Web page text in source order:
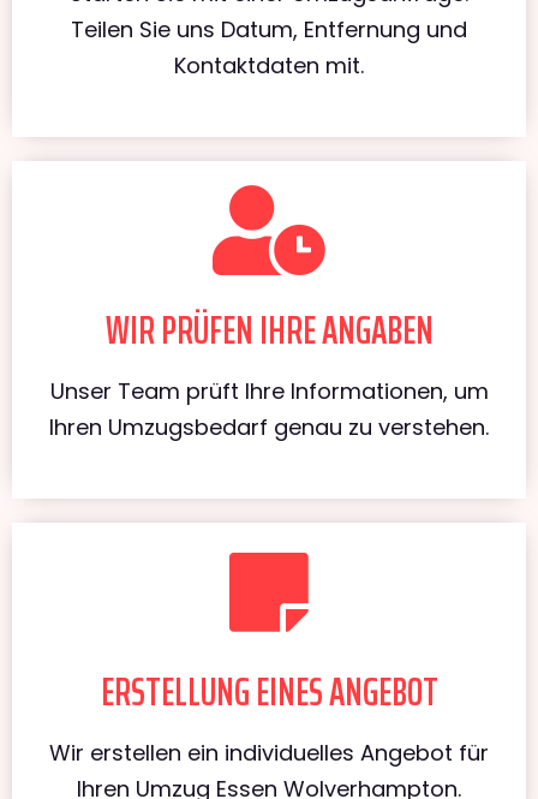
Teilen Sie uns Datum, Entfernung und
Kontaktdaten mit.
WIR PRÜFEN IHRE ANGABEN
Unser Team prüft Ihre Informationen, um
Ihren Umzugsbedarf genau zu verstehen.
ERSTELLUNG EINES ANGEBOT
Wir erstellen ein individuelles Angebot für
Ihren Umzug Essen Wolverhampton.